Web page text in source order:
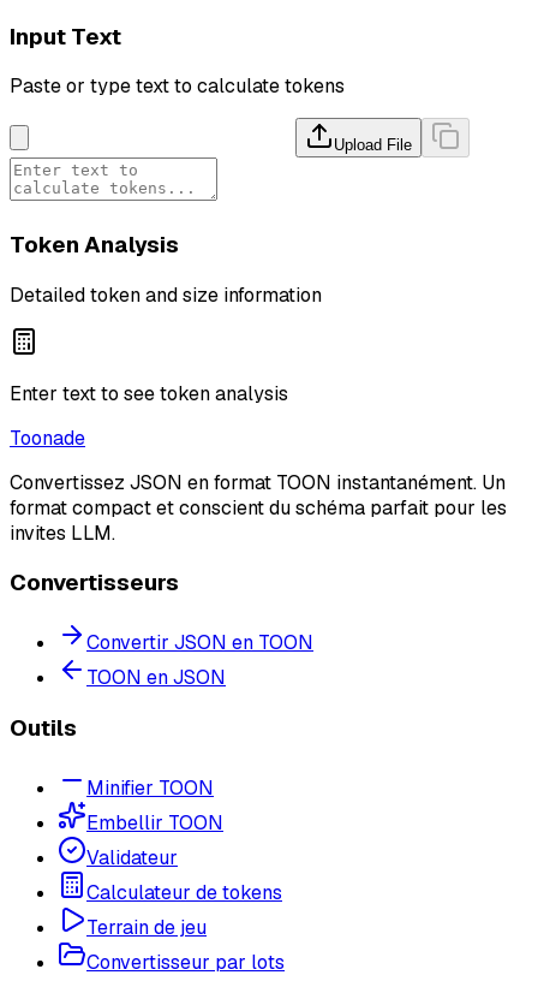
Input Text
Paste or type text to calculate tokens
Upload File
Token Analysis
Detailed token and size information
Enter text to see token analysis
Toonade
Convertissez JSON en format TOON instantanément. Un
format compact et conscient du schéma parfait pour les
invites LLM.
Convertisseurs
Convertir JSON en TOON
TOON en JSON
Outils
Minifier TOON
Embellir TOON
Validateur
Calculateur de tokens
Terrain de jeu
Convertisseur par lots